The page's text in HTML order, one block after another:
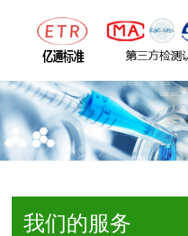
我们的服务